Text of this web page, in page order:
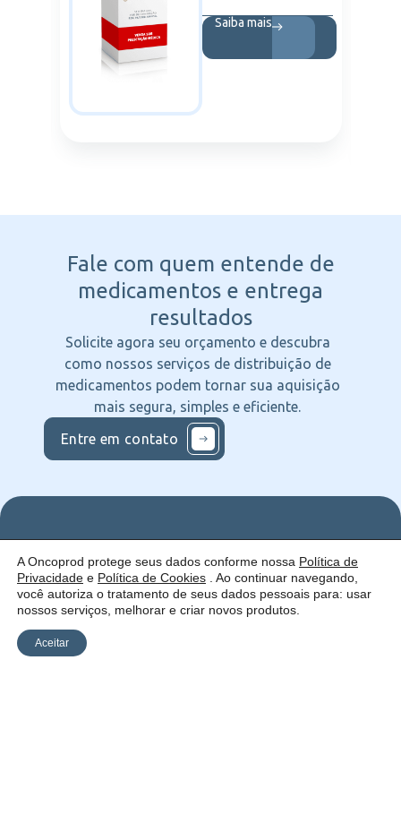
Saiba mais
Fale com quem entende de
medicamentos e entrega
resultados
Solicite agora seu orçamento e descubra
como nossos serviços de distribuição de
medicamentos podem tornar sua aquisição
mais segura, simples e eficiente.
Entre em contato
Uma empresa:
Quem
somos
Como
atuamos
ofercemos
Serviços
Catálogo
Siga
nas
Redes
A Oncoprod protege seus dados conforme nossa Política de
Privacidade e Política de Cookies . Ao continuar navegando,
você autoriza o tratamento de seus dados pessoais para: usar
nossos serviços, melhorar e criar novos produtos.
Aceitar